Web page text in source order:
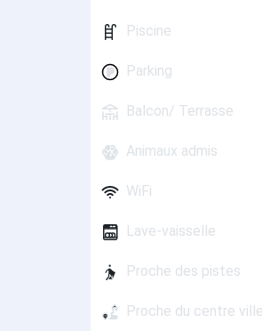
Piscine
Parking
Balcon/ Terrasse
Animaux admis
WiFi
Lave-vaisselle
Proche des pistes
Proche du centre ville